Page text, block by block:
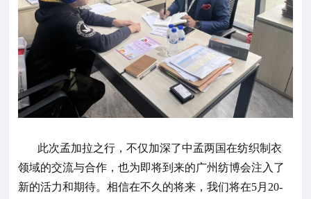
此次孟加拉之行，不仅加深了中孟两国在纺织制衣
领域的交流与合作，也为即将到来的广州纺博会注入了
新的活力和期待。相信在不久的将来，我们将在5月20-